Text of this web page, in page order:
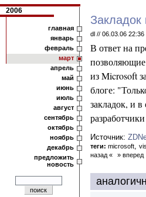
2006
главная
январь
февраль
март
апрель
май
июнь
июль
август
сентябрь
октябрь
ноябрь
декабрь
предложить
новость
Закладок
dl // 06.03.06 22:36
В ответ на
из Microsoft
блоге:
закладок, и
Источник:
теги: microsoft,
назад «
» вперед